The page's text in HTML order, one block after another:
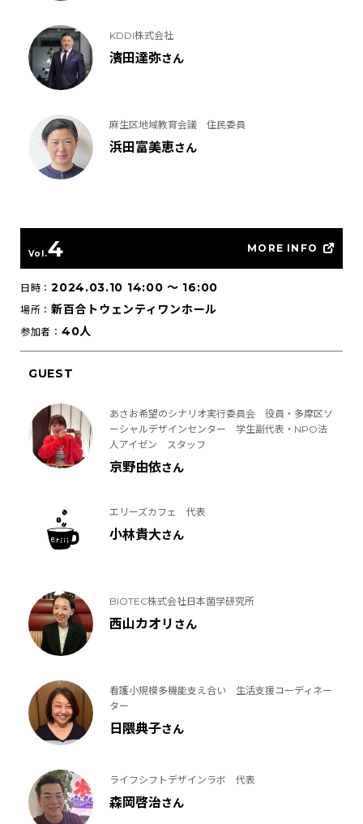
KDDI株式会社
濱田達弥さん
麻生区地域教育会議 住民委員
浜田富美恵さん
Vol.4 MORE INFO
日時：2024.03.10 14:00〜 16:00
場所：新百合トウェンティワンホール
参加者： 40人
GUEST
あさお希望のシナリオ実行委員会 役員・多摩区ソ
ーシャルデザインセンター 学生副代表・NPO法
人アイゼン スタッフ
京野由依さん
エリーズカフェ 代表
小林貴大さん
BIOTEC株式会社日本菌学研究所
西山カオリ さん
看護小規模多機能支え合い 生活支援コーディネー
ター
日隈典子さん
ライフシフトデザインラボ 代表
森岡啓治さん